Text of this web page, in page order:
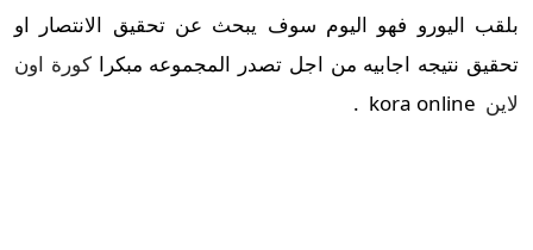
بلقب اليورو فهو اليوم سوف يبحث عن تحقيق الانتصار او
تحقيق نتيجه اجابيه من اجل تصدر المجموعه مبكراكورة اون
لاين